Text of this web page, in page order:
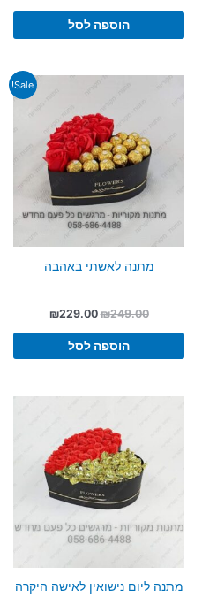
הוספה לסל
Sale!
מתנה לאשתי באהבה
₪249.00
המחיר
היה:
₪229.00
המחיר
₪229.00.
הוספה לסל
מתנה ליום נישואין לאישה היקרה